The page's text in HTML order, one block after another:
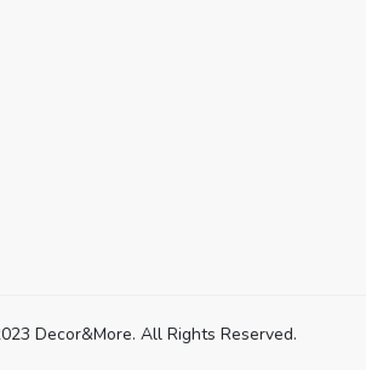
Decor&More. All Rights Reserved.